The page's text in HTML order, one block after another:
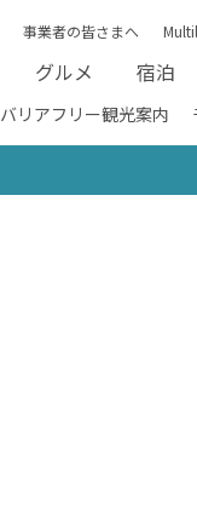
事業者の皆さまへ
グルメ 宿泊
バリアフリー観光案内